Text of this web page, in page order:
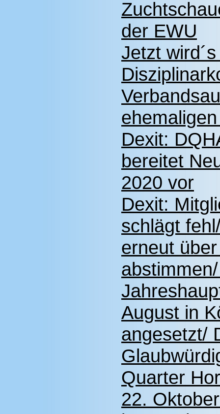
der EWU
Jetzt
Dexit:
bereitet
2020 vor
Dexit:
schlägt
erneut
August in
angesetzt/
Quarter
22.